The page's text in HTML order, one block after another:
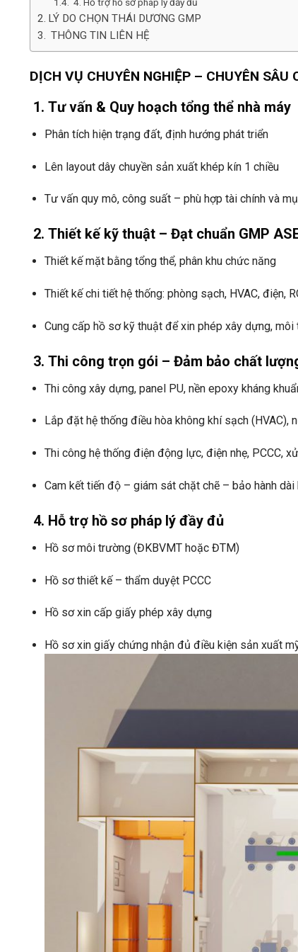
LÝ DO CHỌN THÁI DƯƠNG GMP
THÔNG TIN LIÊN HỆ
DỊCH VỤ CHUYÊN NGHIỆP – CHUYÊN SÂU
1. Tư vấn & Quy hoạch tổng thể nhà máy
Phân tích hiện trạng đất, định hướng phát triển
Lên layout dây chuyền sản xuất khép kín 1 chiều
Tư vấn quy mô, công suất – phù hợp tài chính và
2. Thiết kế kỹ thuật – Đạt chuẩn GMP
Thiết kế mặt bằng tổng thể, phân khu chức năng
Thiết kế chi tiết hệ thống: phòng sạch, HVAC, điện,
Cung cấp hồ sơ kỹ thuật để xin phép xây dựng, môi
3. Thi công trọn gói – Đảm bảo chất
Thi công xây dựng, panel PU, nền epoxy kháng
Lắp đặt hệ thống điều hòa không khí sạch (HVAC),
Thi công hệ thống điện động lực, điện nhẹ, PCCC,
Cam kết tiến độ – giám sát chặt chẽ – bảo hành dài
4. Hỗ trợ hồ sơ pháp lý đầy đủ
Hồ sơ môi trường (ĐKBVMT hoặc ĐTM)
Hồ sơ thiết kế – thẩm duyệt PCCC
Hồ sơ xin cấp giấy phép xây dựng
Hồ sơ xin giấy chứng nhận đủ điều kiện sản xuất